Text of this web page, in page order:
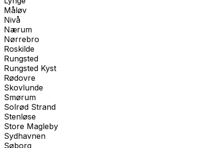
Måløv
Nivå
Nærum
Nørrebro
Roskilde
Rungsted
Rungsted Kyst
Rødovre
Skovlunde
Smørum
Solrød Strand
Stenløse
Store Magleby
Sydhavnen
Søborg